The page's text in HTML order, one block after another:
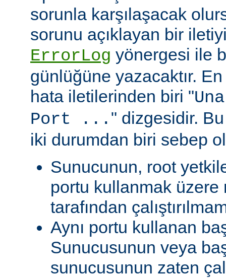
sorunla karşılaşacak
sorunu açıklayan bir
ErrorLog yönergesi ile
günlüğüne yazacaktır. En
hata iletilerinden biri "
Port ... " dizgesidir.
iki durumdan biri sebep
Sunucunun, root
portu kullanmak üzere
tarafından
Aynı portu kullanan
Sunucusunun veya
sunucusunun zaten